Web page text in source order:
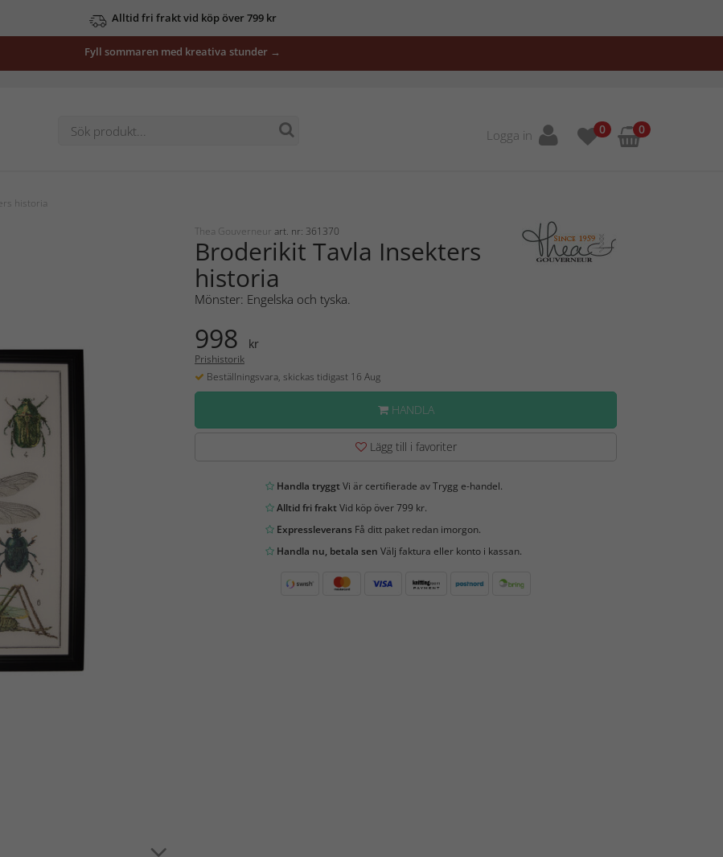
Alltid fri frakt vid köp över 799 kr
Fyll sommaren med kreativa stunder →
Logga in 0 0
historia
Thea Gouverneur art. nr: 361370
Broderikit Tavla Insekters
historia
Mönster: Engelska och tyska.
998 kr
Prishistorik
Beställningsvara, skickas tidigast 16 Aug
HANDLA
Lägg till i favoriter
Handla tryggtVi är certifierade av Trygg e-handel.
Alltid fri fraktVid köp över 799 kr.
ExpressleveransFå ditt paket redan imorgon.
Handla nu, betala sen Välj faktura eller konto i kassan.